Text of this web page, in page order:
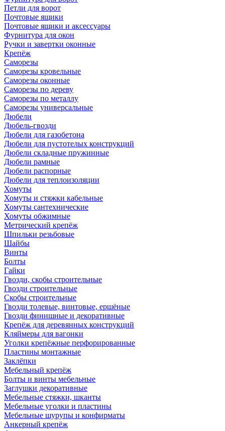
Петли для ворот
Почтовые ящики
Почтовые ящики и аксессуары
Фурнитура для окон
Ручки и завертки оконные
Крепёж
Саморезы
Саморезы кровельные
Саморезы оконные
Саморезы по дереву
Саморезы по металлу
Саморезы универсальные
Дюбели
Дюбель-гвозди
Дюбели для газобетона
Дюбели для пустотелых конструкций
Дюбели складные пружинные
Дюбели рамные
Дюбели распорные
Дюбели для теплоизоляции
Хомуты
Хомуты и стяжки кабельные
Хомуты сантехнические
Хомуты обжимные
Метрический крепёж
Шпильки резьбовые
Шайбы
Винты
Болты
Гайки
Гвозди, скобы строительные
Гвозди строительные
Скобы строительные
Гвозди толевые, винтовые, ершёные
Гвозди финишные и декоративные
Крепёж для деревянных конструкций
Кляймеры для вагонки
Уголки крепёжные перфорированные
Пластины монтажные
Заклёпки
Мебельный крепёж
Болты и винты мебельные
Заглушки декоративные
Мебельные стяжки, шканты
Мебельные уголки и пластины
Мебельные шурупы и конфирматы
Анкерный крепёж